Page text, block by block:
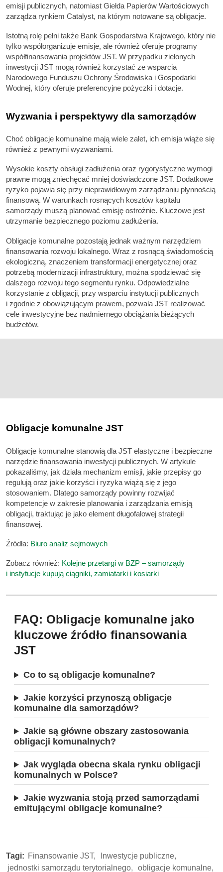
emisji publicznych, natomiast Giełda Papierów Wartościowych
zarządza rynkiem Catalyst, na którym notowane są obligacje.
Istotną rolę pełni także Bank Gospodarstwa Krajowego, który nie
tylko współorganizuje emisje, ale również oferuje programy
współfinansowania projektów JST. W przypadku zielonych
inwestycji JST mogą również korzystać ze wsparcia
Narodowego Funduszu Ochrony Środowiska i Gospodarki
Wodnej, który oferuje preferencyjne pożyczki i dotacje.
Wyzwania i perspektywy dla samorządów
Choć obligacje komunalne mają wiele zalet, ich emisja wiąże się
również z pewnymi wyzwaniami.
Wysokie koszty obsługi zadłużenia oraz rygorystyczne wymogi
prawne mogą zniechęcać mniej doświadczone JST. Dodatkowe
ryzyko pojawia się przy nieprawidłowym zarządzaniu płynnością
finansową. W warunkach rosnących kosztów kapitału
samorządy muszą planować emisję ostrożnie. Kluczowe jest
utrzymanie bezpiecznego poziomu zadłużenia.
Obligacje komunalne pozostają jednak ważnym narzędziem
finansowania rozwoju lokalnego. Wraz z rosnącą świadomością
ekologiczną, znaczeniem transformacji energetycznej oraz
potrzebą modernizacji infrastruktury, można spodziewać się
dalszego rozwoju tego segmentu rynku. Odpowiedzialne
korzystanie z obligacji, przy wsparciu instytucji publicznych
i zgodnie z obowiązującym prawem, pozwala JST realizować
cele inwestycyjne bez nadmiernego obciążania bieżących
budżetów.
Obligacje komunalne JST
Obligacje komunalne stanowią dla JST elastyczne i bezpieczne
narzędzie finansowania inwestycji publicznych. W artykule
pokazaliśmy, jak działa mechanizm emisji, jakie przepisy go
regulują oraz jakie korzyści i ryzyka wiążą się z jego
stosowaniem. Dlatego samorządy powinny rozwijać
kompetencje w zakresie planowania i zarządzania emisją
obligacji, traktując je jako element długofalowej strategii
finansowej.
Źródła: Biuro analiz sejmowych
Zobacz również: Kolejne przetargi w BZP – samorządy
i instytucje kupują ciągniki, zamiatarki i kosiarki
FAQ: Obligacje komunalne jako
kluczowe źródło finansowania
JST
Co to są obligacje komunalne?
Jakie korzyści przynoszą obligacje
komunalne dla samorządów?
Jakie są główne obszary zastosowania
obligacji komunalnych?
Jak wygląda obecna skala rynku obligacji
komunalnych w Polsce?
Jakie wyzwania stoją przed samorządami
emitującymi obligacje komunalne?
Tagi: Finansowanie JST,
Inwestycje publiczne,
jednostki samorządu terytorialnego,
obligacje komunalne,